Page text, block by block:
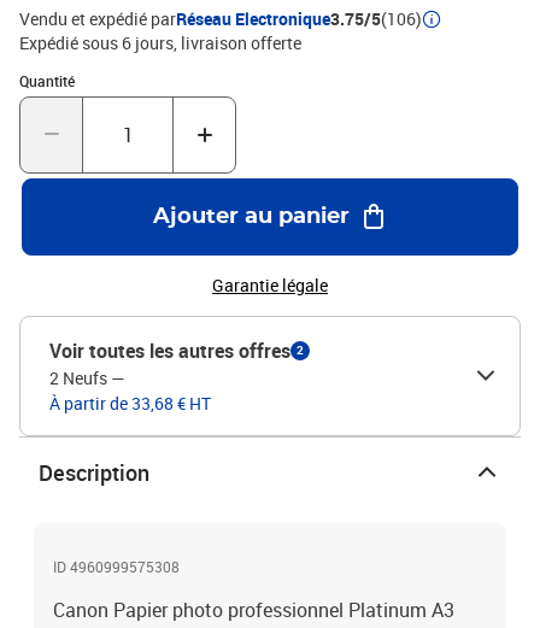
Vendu et expédié parRéseau Electronique3.75/5(106)
Expédié sous 6 jours livraison offerte
Quantité
Quantité : 1
Ajouter au panier
Garantie légale
Voir toutes les autres offres 2
2 Neufs —
À partir de 33,68 € HT
Description
ID 4960999575308
Canon Papier photo professionnel Platinum A3